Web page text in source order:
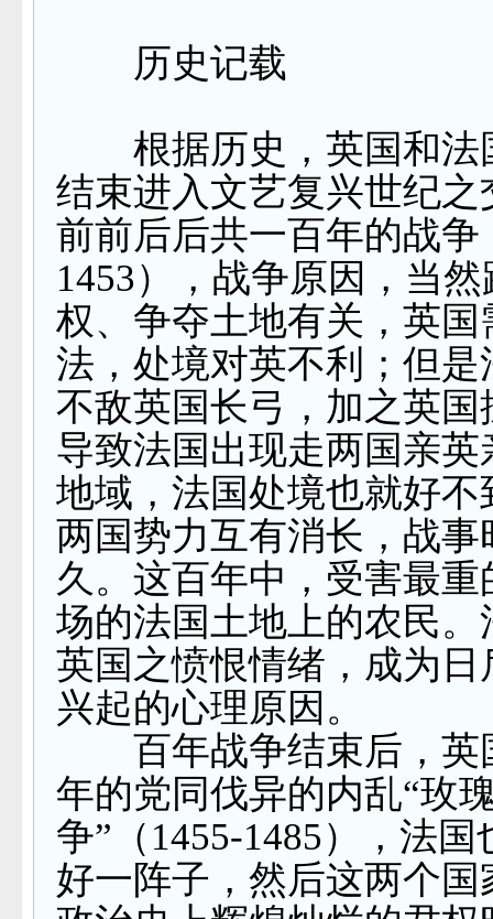
历史记载
根据历史，英国和法
结束进入文艺复兴世纪之
前前后后共一百年的战争
1453），战争原因，当
权、争夺土地有关，英国
法，处境对英不利；但是
不敌英国长弓，加之英国
导致法国出现走两国亲英
地域，法国处境也就好不
两国势力互有消长，战事
久。这百年中，受害最重
场的法国土地上的农民。
英国之愤恨情绪，成为日
兴起的心理原因。
百年战争结束后，英
年的党同伐异的内乱“玫
争”（ 1455-1485），法国
好一阵子，然后这两个国